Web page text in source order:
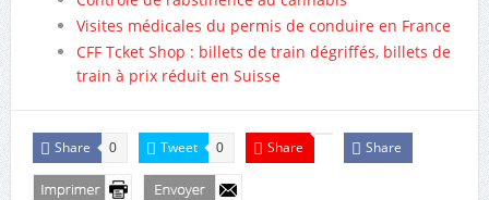
Visites médicales du permis de conduire en France
CFF Tcket Shop : billets de train dégriffés, billets de
train à prix réduit en Suisse
Share 0 Tweet 0 Share Share